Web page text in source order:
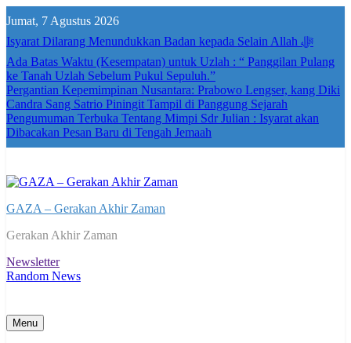
to
content
Jumat, 7 Agustus 2026
Isyarat Dilarang Menundukkan Badan kepada Selain Allah ﷻ
Ada Batas Waktu (Kesempatan) untuk Uzlah : “ Panggilan Pulang
ke Tanah Uzlah Sebelum Pukul Sepuluh.”
Pergantian Kepemimpinan Nusantara: Prabowo Lengser, kang Diki
Candra Sang Satrio Piningit Tampil di Panggung Sejarah
Pengumuman Terbuka Tentang Mimpi Sdr Julian : Isyarat akan
Dibacakan Pesan Baru di Tengah Jemaah
GAZA – Gerakan Akhir Zaman
Gerakan Akhir Zaman
Newsletter
Random News
Menu